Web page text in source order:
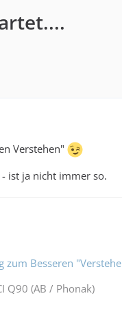
Verstehen"
ist ja nicht immer so.
zum Besseren
Q90 (AB / Phonak)